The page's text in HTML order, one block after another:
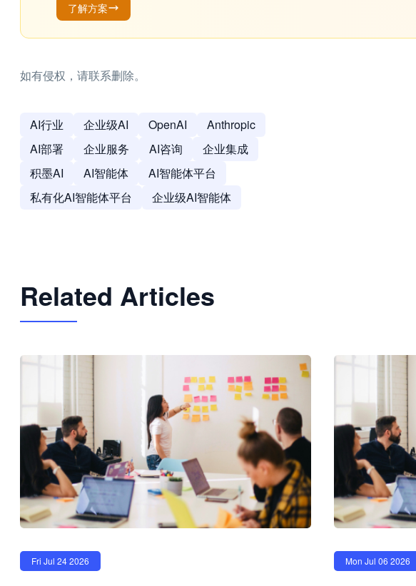
了解方案
如有侵权，请联系删除。
AI行业 企业级AI OpenAI
Anthropic
AI部署
企业服务 AI咨询
企业集成
积墨AI
AI智能体
AI智能体平台
私有化AI智能体平台
企业级AI智能体
Related Articles
Fri Jul 24 2026 Mon Jul 06 2026